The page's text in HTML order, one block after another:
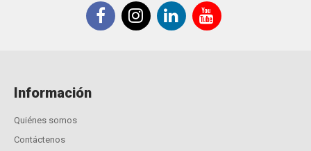
Información
Quiénes somos
Contáctenos